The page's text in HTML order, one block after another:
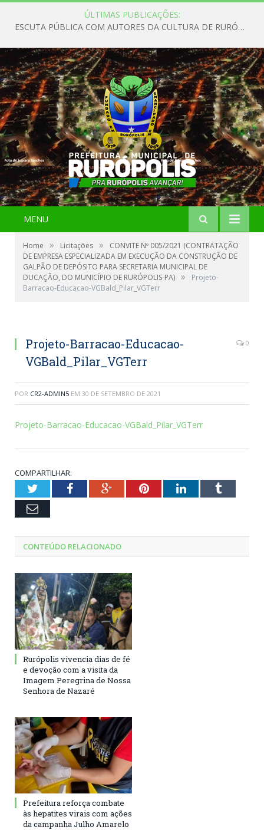
ÚLTIMAS PUBLICAÇÕES:
ESCUTA PÚBLICA COM AUTORES DA CULTURA DE RURÓPOLIS
MENU
Home » Licitações »
CONVITE Nº 005/2021 (CONTRATAÇÃO
DE EMPRESA ESPECIALIZADA EM EXECUÇÃO DA CONSTRUÇÃO DE
GALPÃO DE DEPÓSITO PARA SECRETARIA MUNICIPAL DE
DUCAÇÃO, DO MUNICÍPIO DE RURÓPOLIS-PA) »
Projeto-
Barracao-Educacao-VGBald_Pilar_VGTerr
Projeto-Barracao-Educacao-
VGBald_Pilar_VGTerr
0
POR CR2-ADMIN5 EM 30 DE SETEMBRO DE 2021
Projeto-Barracao-Educacao-VGBald_Pilar_VGTerr
COMPARTILHAR:
TwitterFacebookGoogle+PinterestLinkedInTumblr
Email
CONTEÚDO RELACIONADO
Rurópolis vivencia dias de fé
e devoção com a visita da
Imagem Peregrina de Nossa
Senhora de Nazaré
Prefeitura reforça combate
às hepatites virais com ações
da campanha Julho Amarelo